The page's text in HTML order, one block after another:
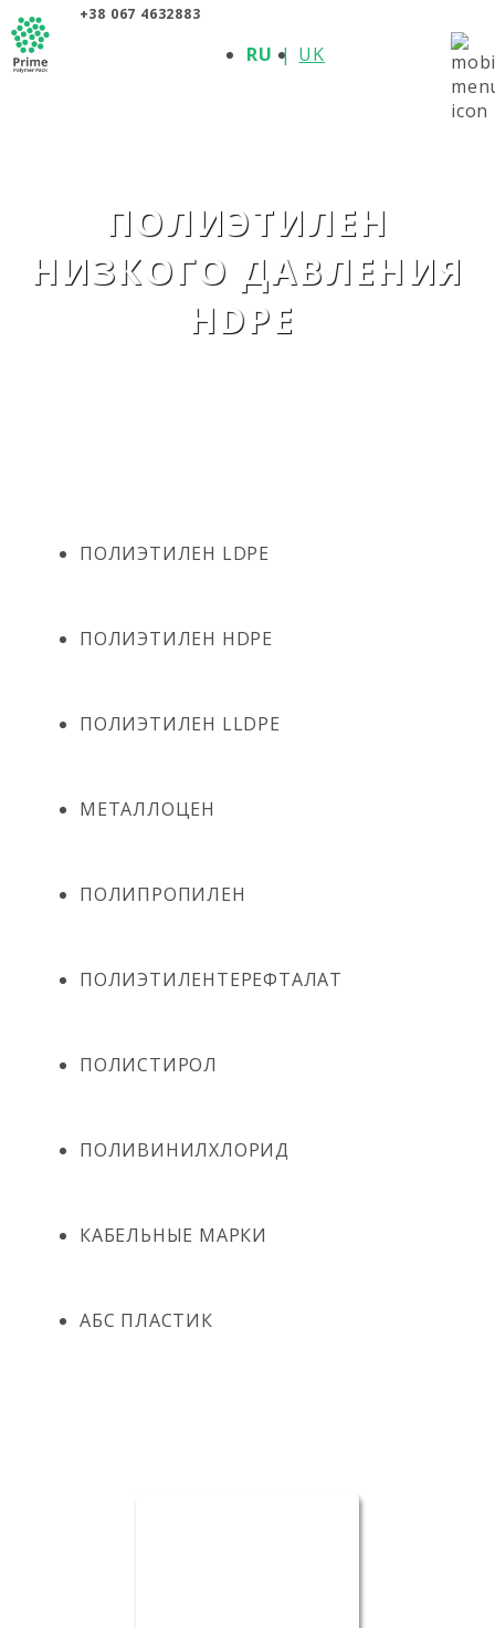
+38 067 4632883
RU UK
ПОЛИЭТИЛЕН
НИЗКОГО ДАВЛЕНИЯ
HDPE
ПОЛИЭТИЛЕН LDPE
ПОЛИЭТИЛЕН HDPE
ПОЛИЭТИЛЕН LLDPE
МЕТАЛЛОЦЕН
ПОЛИПРОПИЛЕН
ПОЛИЭТИЛЕНТЕРЕФТАЛАТ
ПОЛИСТИРОЛ
ПОЛИВИНИЛХЛОРИД
КАБЕЛЬНЫЕ МАРКИ
АБС ПЛАСТИК
О КОМПАНИИ
ПРОДУКЦИЯ